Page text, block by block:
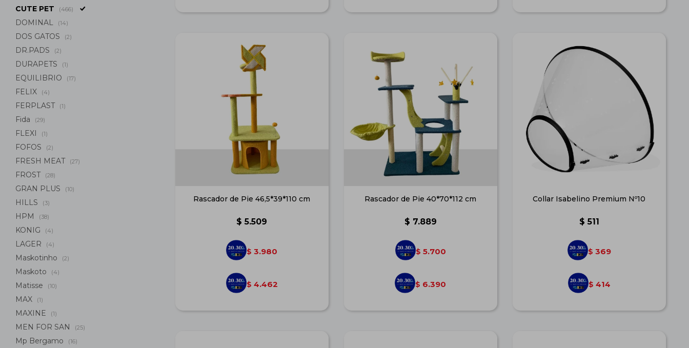
Rascador de Pie 46,5*39*110 cm
$ 5.509
$ 3.980
$ 4.462
Rascador de Pie 40*70*112 cm
$ 7.889
$ 5.700
$ 6.390
Collar Isabelino Premium Nº10
$ 511
$ 369
$ 414
CUTE PET (466)
DOMINAL (14)
DOS GATOS (2)
DR.PADS (2)
DURAPETS (1)
EQUILIBRIO (17)
FELIX (4)
FERPLAST (1)
Fida (29)
FLEXI (1)
FOFOS (2)
FRESH MEAT (27)
FROST (28)
GRAN PLUS (10)
HILLS (3)
HPM (38)
KONIG (4)
LAGER (4)
Maskotinho (2)
Maskoto (4)
Matisse (10)
MAX (1)
MAXINE (1)
MEN FOR SAN (25)
Mp Bergamo (16)